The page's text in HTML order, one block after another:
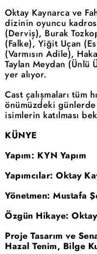
Oktay Kaynarca ve
dizinin oyuncu
(Derviş), Burak
(Falke), Yiğit Uçan
(Varmısın Adile),
Taylan Meydan (Ünlü
yer alıyor.
Cast çalışmaları tüm
önümüzdeki
isimlerin katılması
KÜNYE
Yapım: KYN Yapım
Yapımcılar: Oktay
Yönetmen: Mustafa
Özgün Hikaye:
Proje Tasarım ve
Hazal Tenim, Bilge